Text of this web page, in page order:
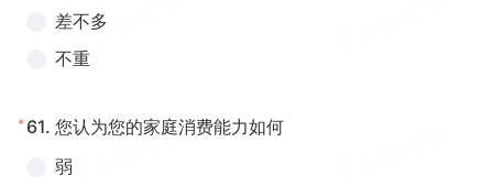
差不多
不重
* 61. 您认为您的家庭消费能力如何
弱